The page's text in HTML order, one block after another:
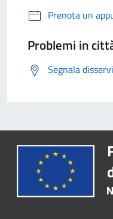
Prenota un
Problemi in
Segnala